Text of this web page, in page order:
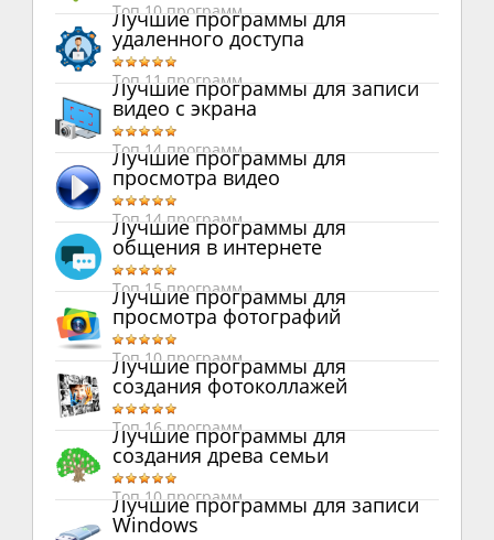
Топ 10 программ
Лучшие программы для
удаленного доступа
Топ 11 программ
Лучшие программы для записи
видео с экрана
Топ 14 программ
Лучшие программы для
просмотра видео
Топ 14 программ
Лучшие программы для
общения в интернете
Топ 15 программ
Лучшие программы для
просмотра фотографий
Топ 10 программ
Лучшие программы для
создания фотоколлажей
Топ 16 программ
Лучшие программы для
создания древа семьи
Топ 10 программ
Лучшие программы для записи
Windows